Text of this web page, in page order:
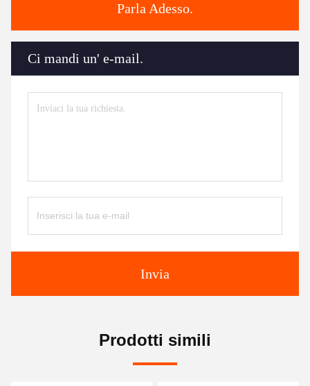
Parla Adesso.
Ci mandi un' e-mail.
Invia
Prodotti simili